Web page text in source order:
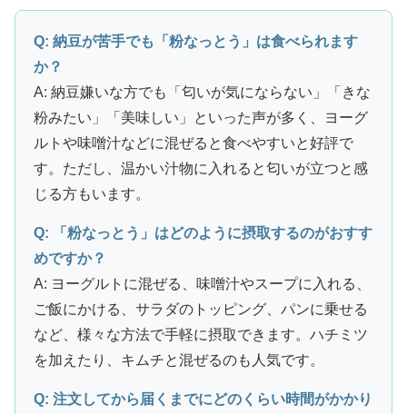
Q: 納豆が苦手でも「粉なっとう」は食べられます
か？
A: 納豆嫌いな方でも「匂いが気にならない」「きな
粉みたい」「美味しい」といった声が多く、ヨーグ
ルトや味噌汁などに混ぜると食べやすいと好評で
す。ただし、温かい汁物に入れると匂いが立つと感
じる方もいます。
Q: 「粉なっとう」はどのように摂取するのがおすす
めですか？
A: ヨーグルトに混ぜる、味噌汁やスープに入れる、
ご飯にかける、サラダのトッピング、パンに乗せる
など、様々な方法で手軽に摂取できます。ハチミツ
を加えたり、キムチと混ぜるのも人気です。
Q: 注文してから届くまでにどのくらい時間がかかり